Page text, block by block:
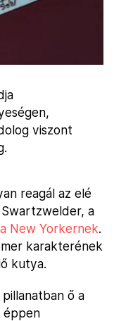
viszont
reagál az elé
a
New Yorkernek.
karakterének
kutya.
ő a
éppen